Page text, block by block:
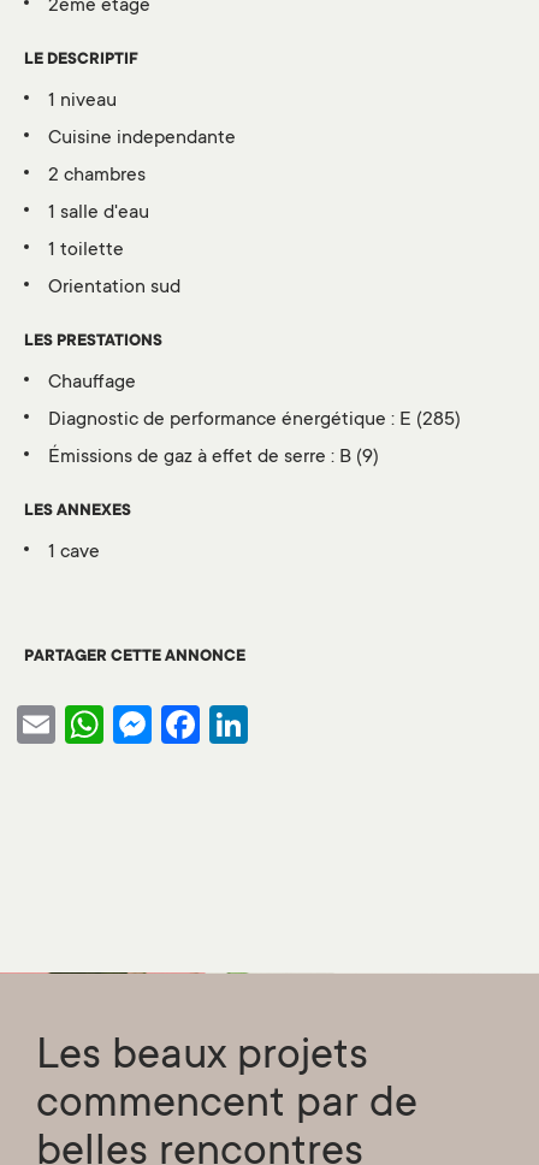
2ème etage
LE DESCRIPTIF
1 niveau
cuisine independante
2 chambres
1 salle d'eau
1 toilette
orientation sud
LES PRESTATIONS
chauffage
diagnostic de performance énergétique : E (285)
émissions de gaz à effet de serre : B (9)
LES ANNEXES
1 cave
PARTAGER CETTE ANNONCE
EmailWhatsApp
Messenger
Facebook
Les beaux projets
commencent par de
belles rencontres